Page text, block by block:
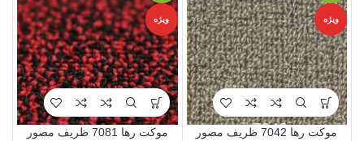
ویژه
موکت رها 7042 ظریف مصور
ویژه
موکت رها 7081 ظریف مصور